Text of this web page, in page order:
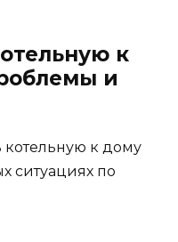
к
и
котельную к дому
ситуациях по